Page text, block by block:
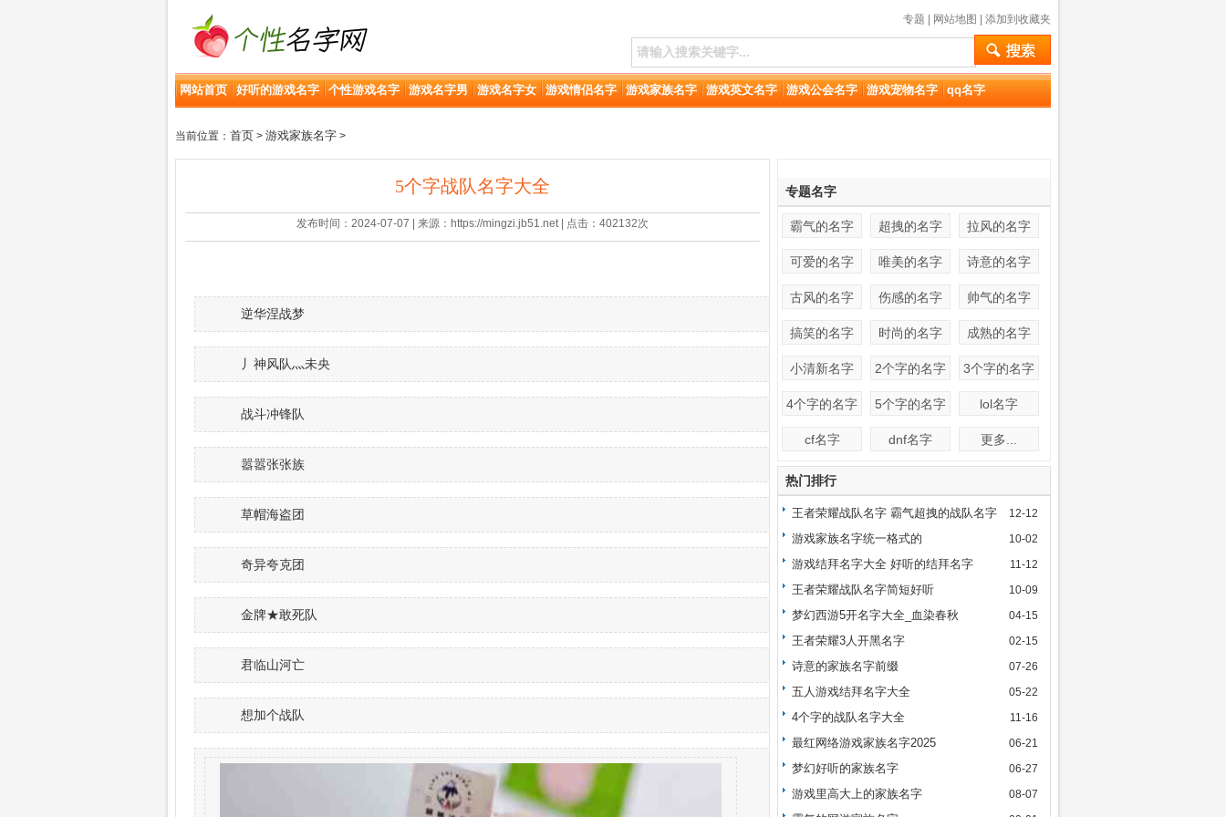
专题 网站地图 添加到收藏夹
网站首页 好听的游戏名字 个性游戏名字 游戏名字男 游戏名字女 游戏情侣名字 游戏家族名字 游戏英文名字 游戏公会名字 游戏宠物名字 qq名字
当前位置： 首页 > 游戏家族名字 >
5个字战队名字大全
发布时间：2024-07-07 | 来源：https://mingzi.jb51.net | 点击：402132次
逆华涅战梦
丿神风队灬未央
战斗冲锋队
嚣嚣张张族
草帽海盗团
奇异夸克团
金牌★敢死队
君临山河亡
想加个战队
专题名字
霸气的名字 超拽的名字 拉风的名字
可爱的名字 唯美的名字 诗意的名字
古风的名字 伤感的名字 帅气的名字
搞笑的名字 时尚的名字 成熟的名字
小清新名字 2个字的名字 3个字的名字
4个字的名字 5个字的名字 lol名字
cf名字 dnf名字 更多...
热门排行
12-12
王者荣耀战队名字 霸气超拽的战队名字
10-02
游戏家族名字统一格式的
11-12
游戏结拜名字大全 好听的结拜名字
10-09
王者荣耀战队名字简短好听
04-15
梦幻西游5开名字大全_血染春秋
02-15
王者荣耀3人开黑名字
07-26
诗意的家族名字前缀
05-22
五人游戏结拜名字大全
11-16
4个字的战队名字大全
06-21
最红网络游戏家族名字2025
06-27
梦幻好听的家族名字
08-07
游戏里高大上的家族名字